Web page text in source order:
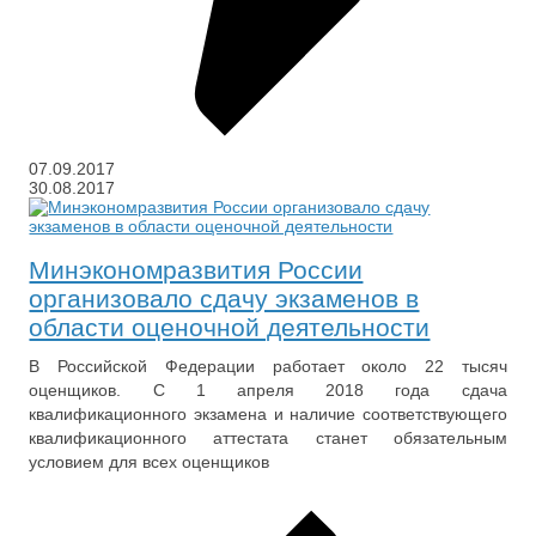
07.09.2017
30.08.2017
Минэкономразвития России
организовало сдачу экзаменов в
области оценочной деятельности
В Российской Федерации работает около 22 тысяч
оценщиков. С 1 апреля 2018 года сдача
квалификационного экзамена и наличие соответствующего
квалификационного аттестата станет обязательным
условием для всех оценщиков